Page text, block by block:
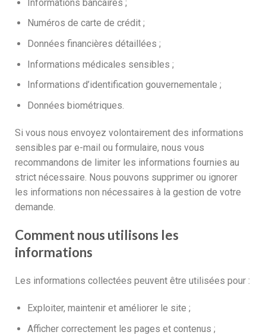
Informations bancaires ;
Numéros de carte de crédit ;
Données financières détaillées ;
Informations médicales sensibles ;
Informations d’identification gouvernementale ;
Données biométriques.
Si vous nous envoyez volontairement des informations
sensibles par e-mail ou formulaire, nous vous
recommandons de limiter les informations fournies au
strict nécessaire. Nous pouvons supprimer ou ignorer
les informations non nécessaires à la gestion de votre
demande.
Comment nous utilisons les
informations
Les informations collectées peuvent être utilisées pour :
Exploiter, maintenir et améliorer le site ;
Afficher correctement les pages et contenus ;